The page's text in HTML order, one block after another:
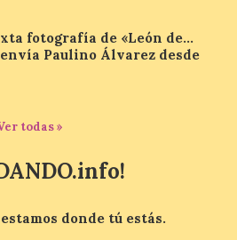
a estar presente
control de firmas
novedad, en el
exclusivos
de La
17 […]
Eclipse
y a qué
fotografía de «León de…
Paulino Álvarez desde
todas »
donde tú estás.